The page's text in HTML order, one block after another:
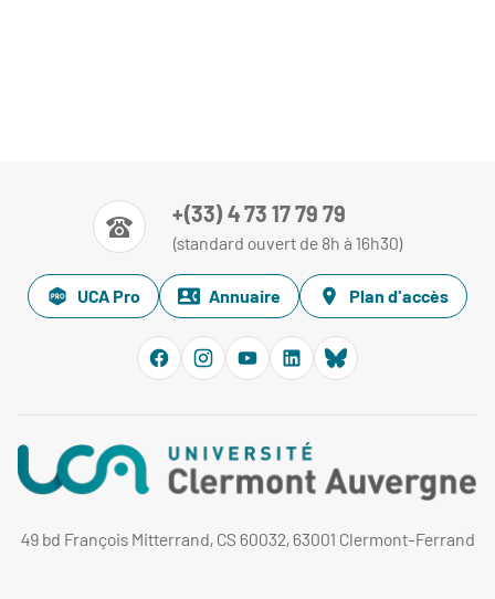
+(33) 4 73 17 79 79
(standard ouvert de 8h à 16h30)
UCA Pro Annuaire Plan d'accès
49 bd François Mitterrand, CS 60032, 63001 Clermont-Ferrand